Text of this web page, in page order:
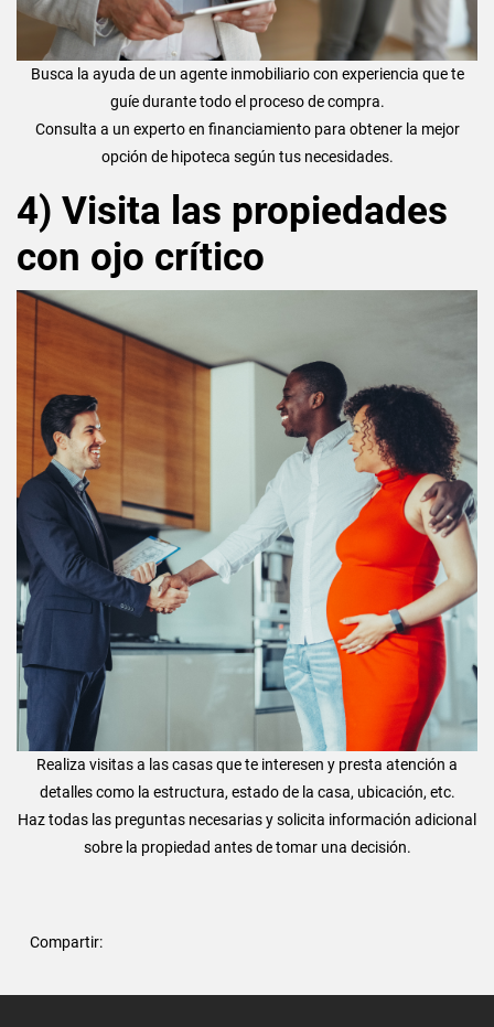
Busca la ayuda de un agente inmobiliario con experiencia que te
guíe durante todo el proceso de compra.
Consulta a un experto en financiamiento para obtener la mejor
opción de hipoteca según tus necesidades.
4) Visita las propiedades
con ojo crítico
Realiza visitas a las casas que te interesen y presta atención a
detalles como la estructura, estado de la casa, ubicación, etc.
Haz todas las preguntas necesarias y solicita información adicional
sobre la propiedad antes de tomar una decisión.
Compartir: